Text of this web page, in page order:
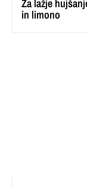
Za lažje
in limono